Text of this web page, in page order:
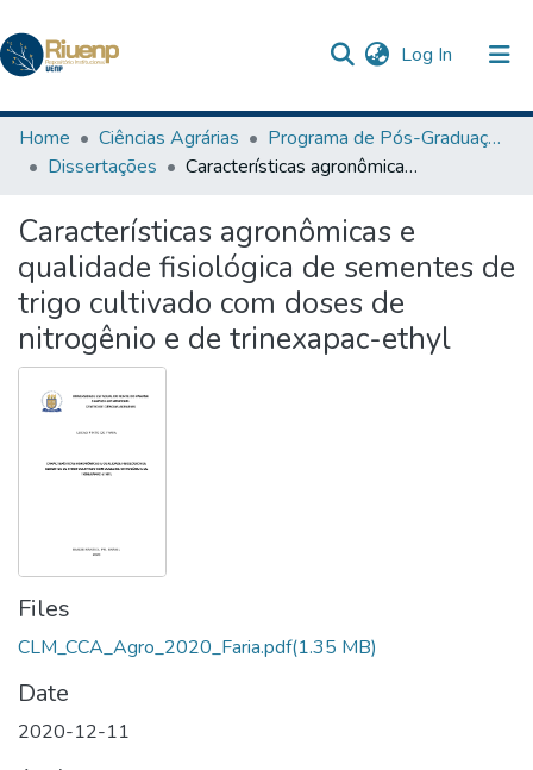
Log In (current)
Communities & Collections
Browse DSpace
Statistics
The Repository
Home Ciências Agrárias
Programa de Pós-Graduação em Agronomia
Dissertações
Características agronômicas e qualidade fisiológica de sementes de trigo cultivado com doses de nitrogênio e de trinexapac-ethyl
Características agronômicas e
qualidade fisiológica de sementes de
trigo cultivado com doses de
nitrogênio e de trinexapac-ethyl
Files
CLM_CCA_Agro_2020_Faria.pdf(1.35 MB)
Date
2020-12-11